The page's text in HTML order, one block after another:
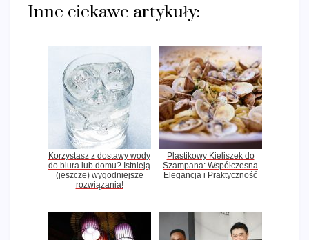
Inne ciekawe artykuły:
Korzystasz z dostawy wody
do biura lub domu? Istnieją
(jeszcze) wygodniejsze
rozwiązania!
Plastikowy Kieliszek do
Szampana: Współczesna
Elegancja i Praktyczność